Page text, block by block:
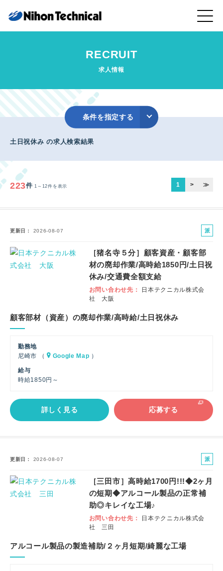
RECRUIT
求人情報
条件を指定する
土日祝休み の求人検索結果
223件 1～12件を表示 1 > ≫
更新日 2026-08-07
派
社
員
［猪名寺５分］顧客資産・顧客部
材の廃却作業/高時給1850円/土日祝
休み/交通費全額支給
お問い合わせ先
日本テクニカル株式会
社 大阪
顧客部材（資産）の廃却作業/高時給/土日祝休み
勤務地
尼崎市 （
Google Map ）
給与
時給1850円～
詳しく見る 応募する
更新日 2026-08-07
派
社
員
［三田市］高時給1700円!!!◆2ヶ月
の短期◆アルコール製品の正常補
助◎キレイな工場♪
お問い合わせ先
日本テクニカル株式会
社 三田
アルコール製品の製造補助/２ヶ月短期/綺麗な工場